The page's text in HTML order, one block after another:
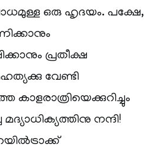
ഒരു ഹൃദയം. പക്ഷേ,
പ്രതീക്ഷ
വേണ്ടി
നന്ദി!